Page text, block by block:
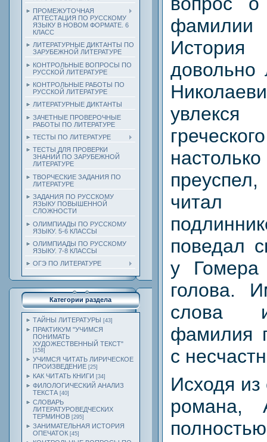
ПРОМЕЖУТОЧНАЯ
АТТЕСТАЦИЯ ПО РУССКОМУ
ЯЗЫКУ В НОВОМ ФОРМАТЕ. 6
КЛАСС
ЛИТЕРАТУРНЫЕ ДИКТАНТЫ ПО
ЗАРУБЕЖНОЙ ЛИТЕРАТУРЕ
КОНТРОЛЬНЫЕ ВОПРОСЫ ПО
РУССКОЙ ЛИТЕРАТУРЕ
КОНТРОЛЬНЫЕ РАБОТЫ ПО
РУССКОЙ ЛИТЕРАТУРЕ
ЛИТЕРАТУРНЫЕ ДИКТАНТЫ
ЗАЧЕТНЫЕ ПРОВЕРОЧНЫЕ
РАБОТЫ ПО ЛИТЕРАТУРЕ
ТЕСТЫ ПО ЛИТЕРАТУРЕ
ТЕСТЫ ДЛЯ ПРОВЕРКИ
ЗНАНИЙ ПО ЗАРУБЕЖНОЙ
ЛИТЕРАТУРЕ
ТВОРЧЕСКИЕ ЗАДАНИЯ ПО
ЛИТЕРАТУРЕ
ЗАДАНИЯ ПО РУССКОМУ
ЯЗЫКУ ПОВЫШЕННОЙ
СЛОЖНОСТИ
ОЛИМПИАДЫ ПО РУССКОМУ
ЯЗЫКУ. 5-6 КЛАССЫ
ОЛИМПИАДЫ ПО РУССКОМУ
ЯЗЫКУ. 7-8 КЛАССЫ
ОГЭ ПО ЛИТЕРАТУРЕ
Категории раздела
ТАЙНЫ ЛИТЕРАТУРЫ [43]
ПРАКТИКУМ "УЧИМСЯ
ПОНИМАТЬ
ХУДОЖЕСТВЕННЫЙ ТЕКСТ"
[158]
УЧИМСЯ ЧИТАТЬ ЛИРИЧЕСКОЕ
ПРОИЗВЕДЕНИЕ [25]
КАК ЧИТАТЬ КНИГИ [34]
ФИЛОЛОГИЧЕСКИЙ АНАЛИЗ
ТЕКСТА [40]
СЛОВАРЬ
ЛИТЕРАТУРОВЕДЧЕСКИХ
ТЕРМИНОВ [295]
ЗАНИМАТЕЛЬНАЯ ИСТОРИЯ
ОПЕЧАТОК [45]
История
довольно
поведал
у
голова.
слова
фамилия
с
Исходя
романа,